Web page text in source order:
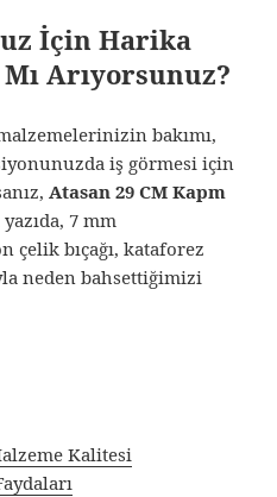
İçin Harika
Arıyorsunuz?
bakımı,
iş görmesi için
Atasan 29 CM Kapm
7 mm
çelik bıçağı, kataforez
neden bahsettiğimizi
Kalitesi